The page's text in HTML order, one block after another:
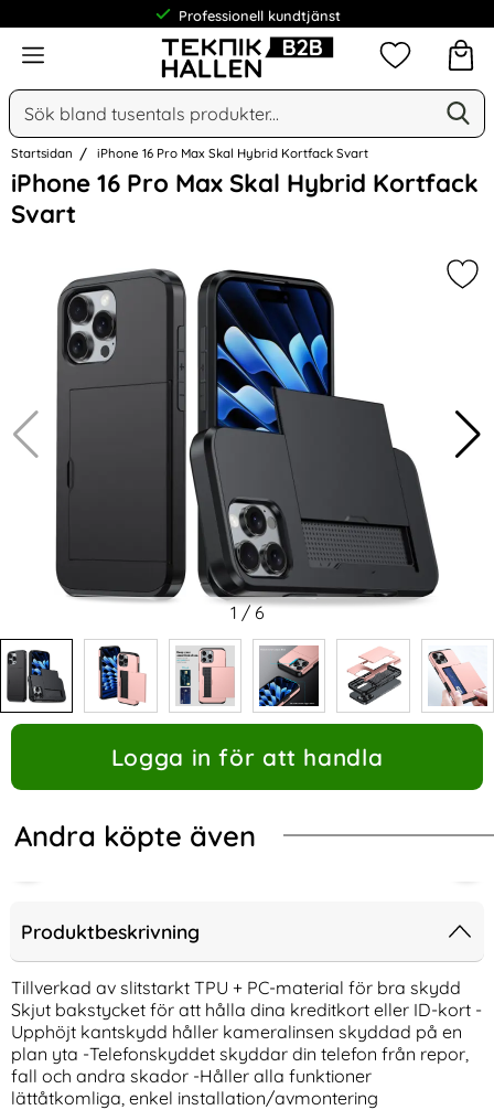
Professionell kundtjänst
Meny
Sök
Sök på Narse Group AB
Mina
Startsidan iPhone 16 Pro Max Skal Hybrid Kortfack Svart
iPhone 16 Pro Max Skal Hybrid Kortfack
Svart
Hoppa
över
Bilder
1 / 6
Logga in för att handla
Andra köpte även
Produktbeskrivning
Tillverkad av slitstarkt TPU + PC-material för bra skydd
Skjut bakstycket för att hålla dina kreditkort eller ID-kort -
Upphöjt kantskydd håller kameralinsen skyddad på en
plan yta -Telefonskyddet skyddar din telefon från repor,
fall och andra skador -Håller alla funktioner
lättåtkomliga, enkel installation/avmontering